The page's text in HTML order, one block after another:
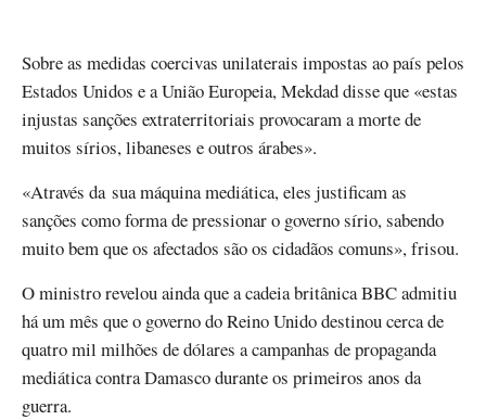
Sobre as medidas coercivas unilaterais impostas ao país pelos
Estados Unidos e a União Europeia, Mekdad disse que «estas
injustas sanções extraterritoriais provocaram a morte de
muitos sírios, libaneses e outros árabes».
«Através da sua máquina mediática, eles justificam as
sanções como forma de pressionar o governo sírio, sabendo
muito bem que os afectados são os cidadãos comuns», frisou.
O ministro revelou ainda que a cadeia britânica BBC admitiu
há um mês que o governo do Reino Unido destinou cerca de
quatro mil milhões de dólares a campanhas de propaganda
mediática contra Damasco durante os primeiros anos da
guerra.